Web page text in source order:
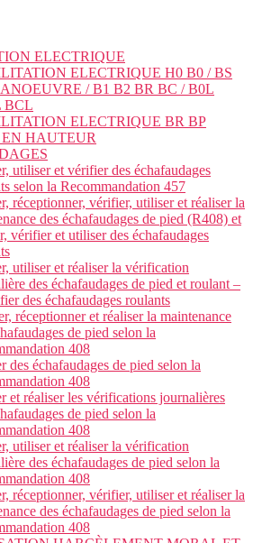
ELECTRIQUE
ELECTRIQUE H0 B0 / BS
/ B1 B2 BR BC / B0L
BCL
ELECTRIQUE BR BP
HAUTEUR
utiliser et vérifier des échafaudages
selon la Recommandation 457
réceptionner, vérifier, utiliser et réaliser la
des échafaudages de pied (R408) et
vérifier et utiliser des échafaudages
utiliser et réaliser la vérification
des échafaudages de pied et roulant –
des échafaudages roulants
réceptionner et réaliser la maintenance
de pied selon la
408
des échafaudages de pied selon la
408
et réaliser les vérifications journalières
de pied selon la
408
utiliser et réaliser la vérification
des échafaudages de pied selon la
408
réceptionner, vérifier, utiliser et réaliser la
des échafaudages de pied selon la
408